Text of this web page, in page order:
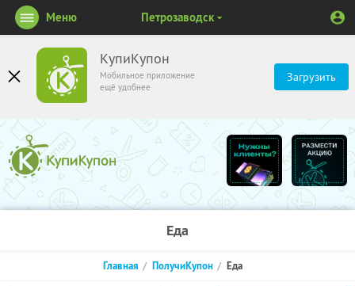
КупиКупон
Мобильное приложение
ещё удобнее
Загрузить
Меню Петрозаводск
Еда
Главная ПолучиКупон Еда